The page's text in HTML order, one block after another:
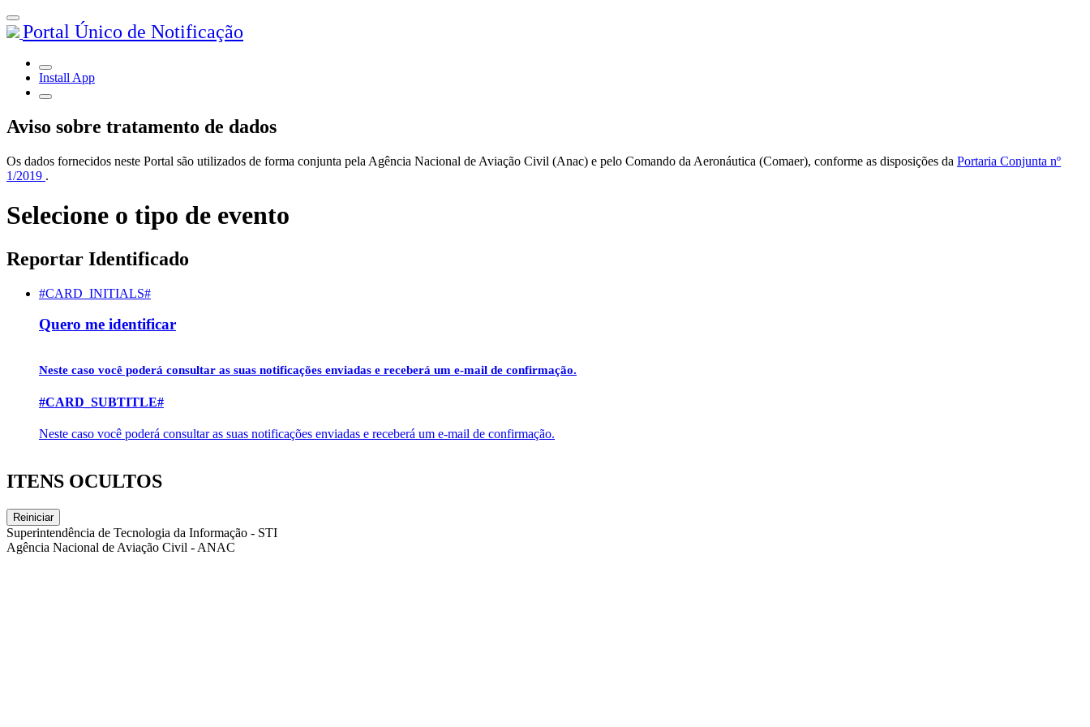
Portal Único de Notificação
Install App
Aviso sobre tratamento de dados
Os dados fornecidos neste Portal são utilizados de forma conjunta pela Agência Nacional de Aviação Civil (Anac) e pelo Comando da Aeronáutica (Comaer), conforme as disposições da Portaria Conjunta nº
1/2019 .
Selecione o tipo de evento
Reportar Identificado
#CARD_INITIALS#
Quero me identificar
Neste caso você poderá consultar as suas notificações enviadas e receberá um e-mail de confirmação.
#CARD_SUBTITLE#
Neste caso você poderá consultar as suas notificações enviadas e receberá um e-mail de confirmação.
ITENS OCULTOS
Reiniciar
Superintendência de Tecnologia da Informação - STI
Agência Nacional de Aviação Civil - ANAC